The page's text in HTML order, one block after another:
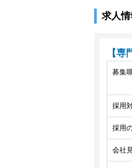
求人
【専
募集
採用
採用
会社